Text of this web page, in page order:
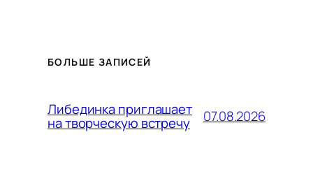
БОЛЬШЕ ЗАПИСЕЙ
Либединка приглашает
на творческую встречу 07.08.2026